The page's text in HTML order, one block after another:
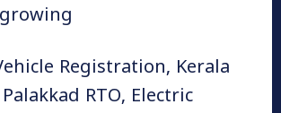
Registration, Kerala
RTO, Electric